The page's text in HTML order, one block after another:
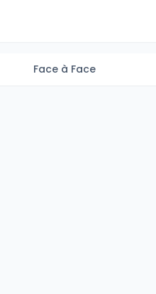
Face à Face